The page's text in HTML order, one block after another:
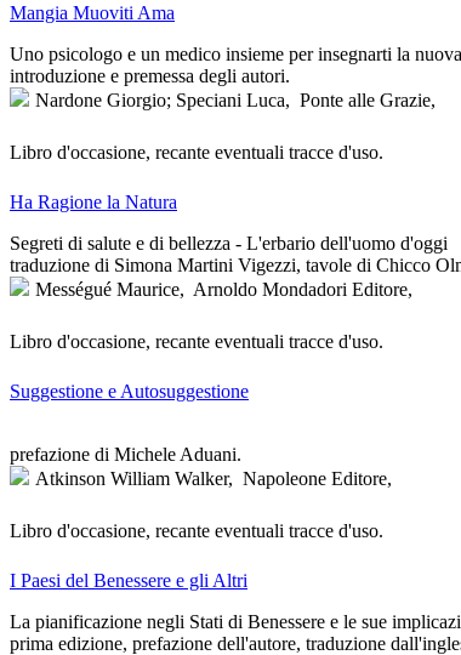
Mangia Muoviti Ama
Uno psicologo e un medico insieme per insegnarti la
introduzione e premessa degli autori.
Nardone Giorgio; Speciani Luca, Ponte alle Grazie,
Libro d'occasione, recante eventuali tracce d'uso.
Ha Ragione la Natura
Segreti di salute e di bellezza - L'erbario dell'uomo d'oggi
traduzione di Simona Martini Vigezzi, tavole di Chicco
Mességué Maurice, Arnoldo Mondadori Editore,
Libro d'occasione, recante eventuali tracce d'uso.
Suggestione e Autosuggestione
prefazione di Michele Aduani.
Atkinson William Walker, Napoleone Editore,
Libro d'occasione, recante eventuali tracce d'uso.
I Paesi del Benessere e gli Altri
La pianificazione negli Stati di Benessere e le sue
prima edizione, prefazione dell'autore, traduzione